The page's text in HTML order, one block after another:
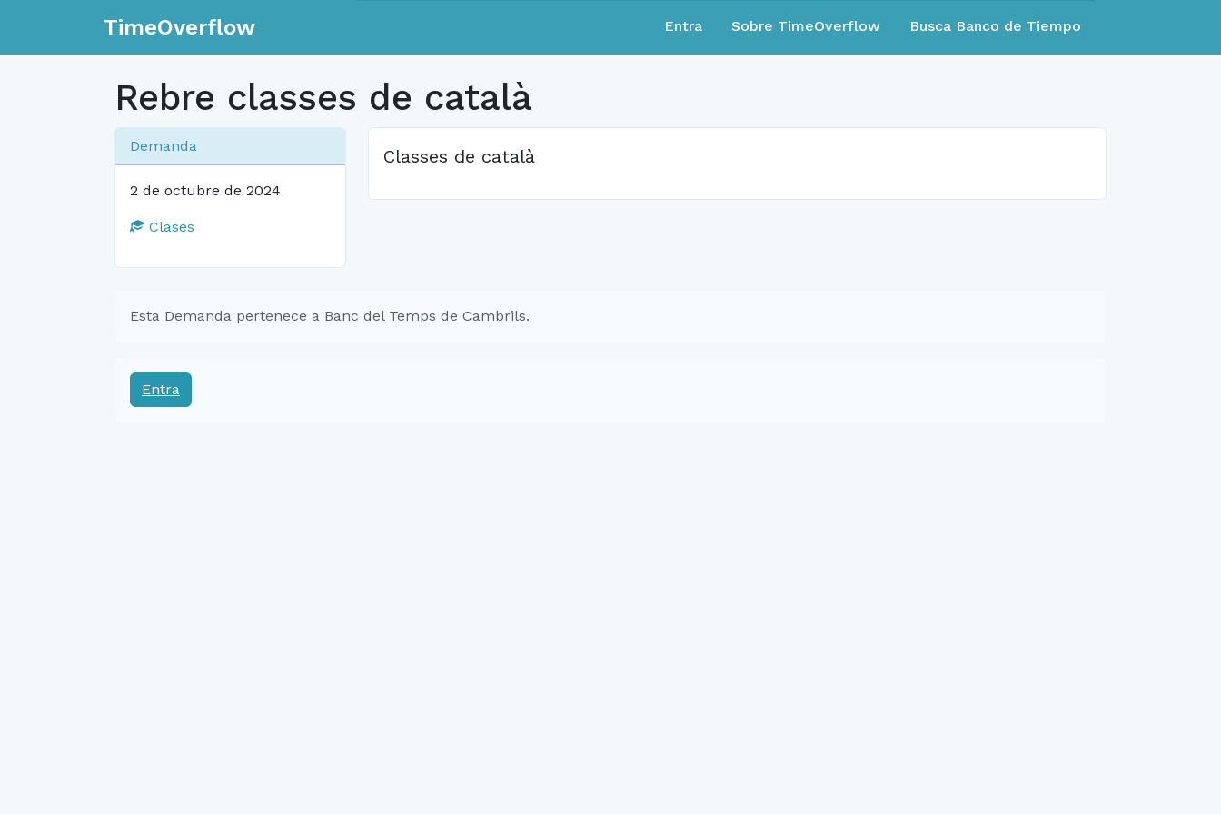
TimeOverflow Entra Sobre TimeOverflow Busca Banco de Tiempo
Rebre classes de català
Demanda
2 de octubre de 2024
Clases
Classes de català
Esta Demanda pertenece a Banc del Temps de Cambrils.
Entra